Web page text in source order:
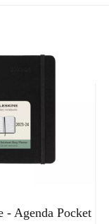
- Agenda Pocket